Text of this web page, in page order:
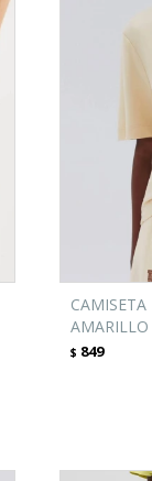
AMARILLO
$ 849